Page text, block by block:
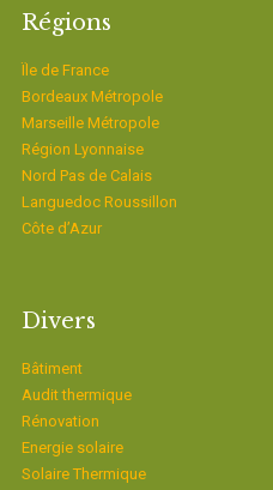
Régions
Ïle de France
Bordeaux Métropole
Marseille Métropole
Région Lyonnaise
Nord Pas de Calais
Languedoc Roussillon
Côte d’Azur
Divers
Bâtiment
Audit thermique
Rénovation
Energie solaire
Solaire Thermique